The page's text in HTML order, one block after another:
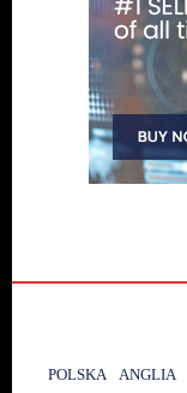
POLSKA ANGLIA